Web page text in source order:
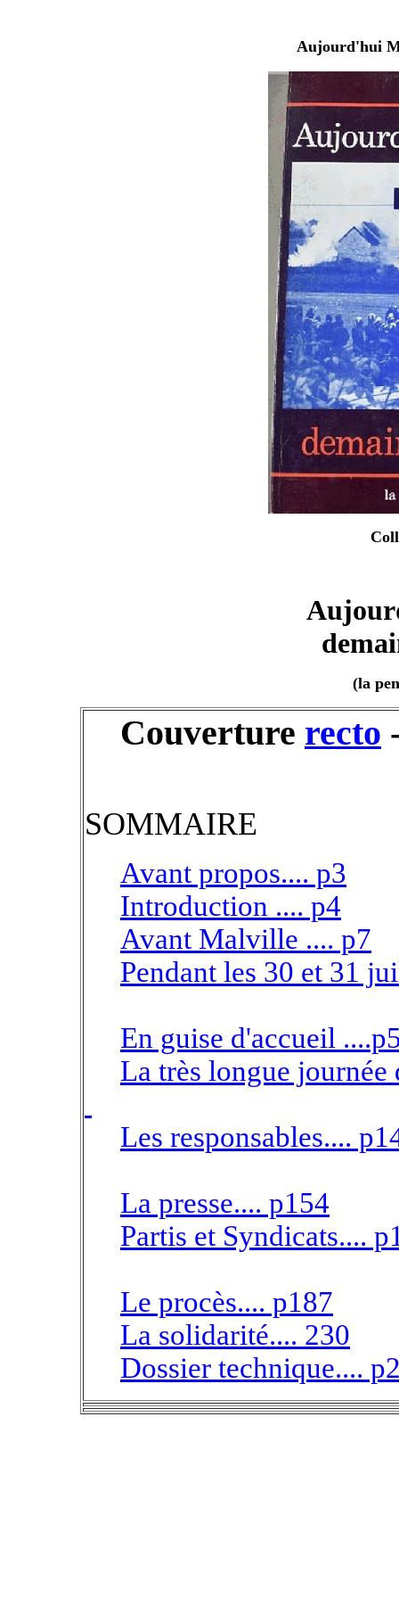
Aujourd'hui
(la
Couverture recto
SOMMAIRE
Avant propos.... p3
Introduction .... p4
Avant Malville .... p7
Pendant les 30 et 31
En guise d'accueil
La très longue journée
Les responsables....
La presse.... p154
Partis et Syndicats....
Le procès.... p187
La solidarité.... 230
Dossier technique....